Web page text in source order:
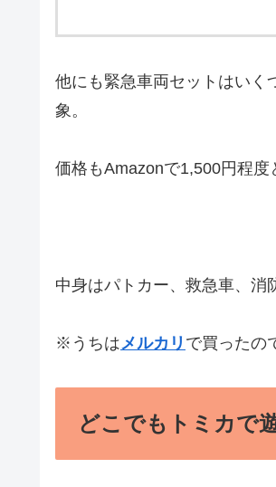
他にも緊急車両セットはいく
象。
価格もAmazonで1,500円程度
中身はパトカー、救急車、消
※うちはメルカリ で買ったの
どこでもトミカで